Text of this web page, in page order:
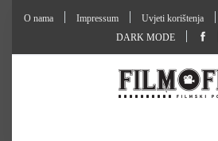
O nama Impressum Uvjeti korištenja
DARK MODE